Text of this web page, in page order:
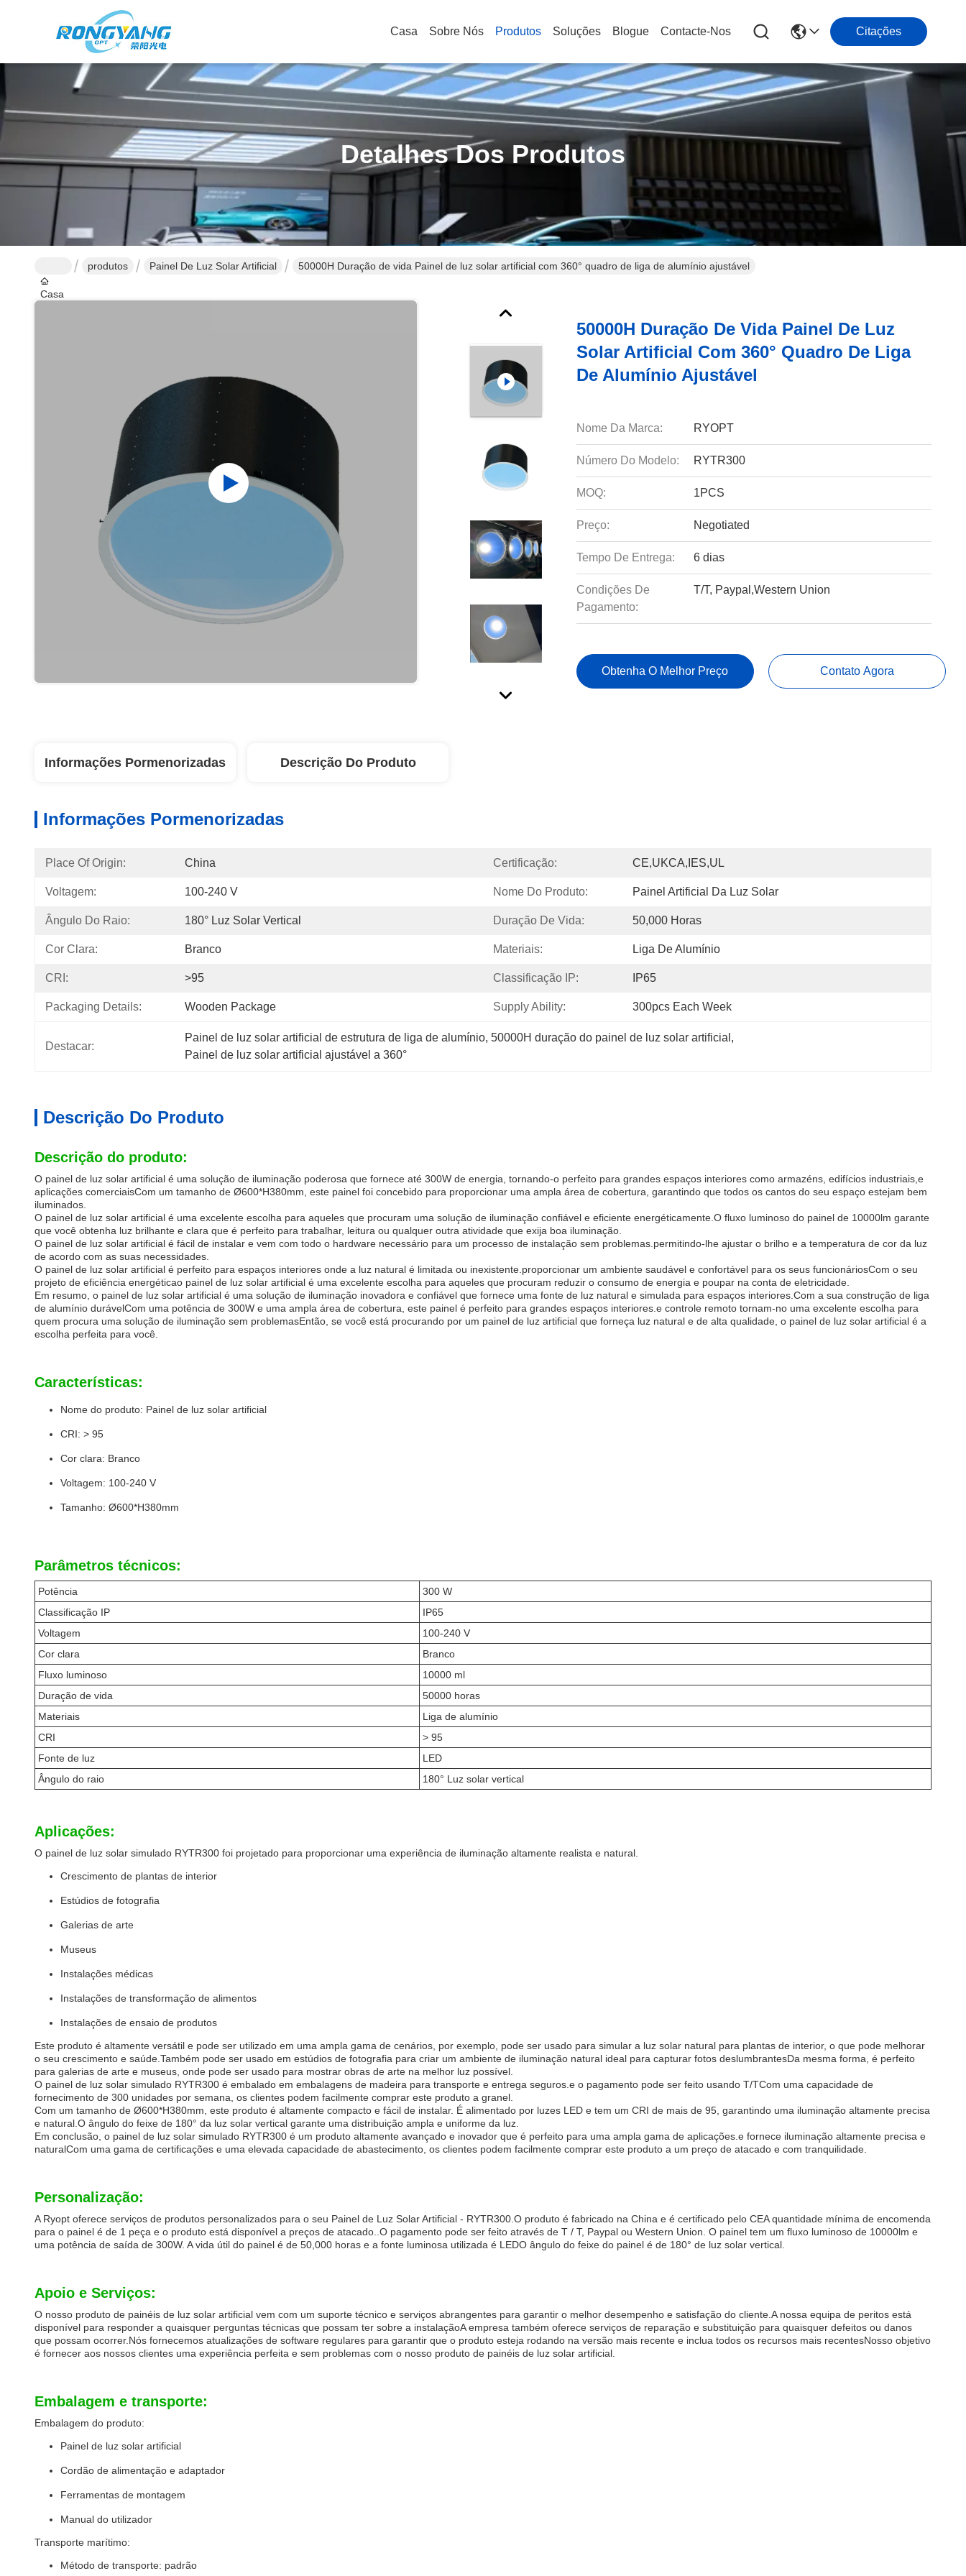
Casa Sobre Nós Produtos Soluções Blogue Contacte-Nos Citações
Detalhes Dos Produtos
Casa
produtos Painel De Luz Solar Artificial 50000H Duração de vida Painel de luz solar artificial com 360° quadro de liga de alumínio ajustável
50000H Duração De Vida Painel De Luz
Solar Artificial Com 360° Quadro De Liga
De Alumínio Ajustável
Nome Da Marca: RYOPT
Número Do Modelo: RYTR300
MOQ: 1PCS
Preço: Negotiated
Tempo De Entrega: 6 dias
Condições De
Pagamento:
T/T, Paypal,Western Union
Obtenha O Melhor Preço Contato Agora
Informações Pormenorizadas Descrição Do Produto
Informações Pormenorizadas
Place Of Origin: China Certificação: CE,UKCA,IES,UL
Voltagem: 100-240 V Nome Do Produto: Painel Artificial Da Luz Solar
Ângulo Do Raio: 180° Luz Solar Vertical Duração De Vida: 50,000 Horas
Cor Clara: Branco Materiais: Liga De Alumínio
CRI: >95 Classificação IP: IP65
Packaging Details: Wooden Package Supply Ability: 300pcs Each Week
Destacar:
Painel de luz solar artificial de estrutura de liga de alumínio, 50000H duração do painel de luz solar artificial ,
Painel de luz solar artificial ajustável a 360°
Descrição Do Produto
Descrição do produto:
O painel de luz solar artificial é uma solução de iluminação poderosa que fornece até 300W de energia, tornando-o perfeito para grandes espaços interiores como armazéns, edifícios industriais,e
aplicações comerciaisCom um tamanho de Ø600*H380mm, este painel foi concebido para proporcionar uma ampla área de cobertura, garantindo que todos os cantos do seu espaço estejam bem
iluminados.
O painel de luz solar artificial é uma excelente escolha para aqueles que procuram uma solução de iluminação confiável e eficiente energéticamente.O fluxo luminoso do painel de 10000lm garante
que você obtenha luz brilhante e clara que é perfeito para trabalhar, leitura ou qualquer outra atividade que exija boa iluminação.
O painel de luz solar artificial é fácil de instalar e vem com todo o hardware necessário para um processo de instalação sem problemas.permitindo-lhe ajustar o brilho e a temperatura de cor da luz
de acordo com as suas necessidades.
O painel de luz solar artificial é perfeito para espaços interiores onde a luz natural é limitada ou inexistente.proporcionar um ambiente saudável e confortável para os seus funcionáriosCom o seu
projeto de eficiência energéticao painel de luz solar artificial é uma excelente escolha para aqueles que procuram reduzir o consumo de energia e poupar na conta de eletricidade.
Em resumo, o painel de luz solar artificial é uma solução de iluminação inovadora e confiável que fornece uma fonte de luz natural e simulada para espaços interiores.Com a sua construção de liga
de alumínio durávelCom uma potência de 300W e uma ampla área de cobertura, este painel é perfeito para grandes espaços interiores.e controle remoto tornam-no uma excelente escolha para
quem procura uma solução de iluminação sem problemasEntão, se você está procurando por um painel de luz artificial que forneça luz natural e de alta qualidade, o painel de luz solar artificial é a
escolha perfeita para você.
Características:
Nome do produto: Painel de luz solar artificial
CRI: > 95
Cor clara: Branco
Voltagem: 100-240 V
Tamanho: Ø600*H380mm
Parâmetros técnicos:
Potência
300 W
Classificação IP
IP65
Voltagem
100-240 V
Cor clara
Branco
Fluxo luminoso
10000 ml
Duração de vida
50000 horas
Materiais
Liga de alumínio
CRI
> 95
Fonte de luz
LED
Ângulo do raio
180° Luz solar vertical
Aplicações:
O painel de luz solar simulado RYTR300 foi projetado para proporcionar uma experiência de iluminação altamente realista e natural.
Crescimento de plantas de interior
Estúdios de fotografia
Galerias de arte
Museus
Instalações médicas
Instalações de transformação de alimentos
Instalações de ensaio de produtos
Este produto é altamente versátil e pode ser utilizado em uma ampla gama de cenários, por exemplo, pode ser usado para simular a luz solar natural para plantas de interior, o que pode melhorar
o seu crescimento e saúde.Também pode ser usado em estúdios de fotografia para criar um ambiente de iluminação natural ideal para capturar fotos deslumbrantesDa mesma forma, é perfeito
para galerias de arte e museus, onde pode ser usado para mostrar obras de arte na melhor luz possível.
O painel de luz solar simulado RYTR300 é embalado em embalagens de madeira para transporte e entrega seguros.e o pagamento pode ser feito usando T/TCom uma capacidade de
fornecimento de 300 unidades por semana, os clientes podem facilmente comprar este produto a granel.
Com um tamanho de Ø600*H380mm, este produto é altamente compacto e fácil de instalar. É alimentado por luzes LED e tem um CRI de mais de 95, garantindo uma iluminação altamente precisa
e natural.O ângulo do feixe de 180° da luz solar vertical garante uma distribuição ampla e uniforme da luz.
Em conclusão, o painel de luz solar simulado RYTR300 é um produto altamente avançado e inovador que é perfeito para uma ampla gama de aplicações.e fornece iluminação altamente precisa e
naturalCom uma gama de certificações e uma elevada capacidade de abastecimento, os clientes podem facilmente comprar este produto a um preço de atacado e com tranquilidade.
Personalização:
A Ryopt oferece serviços de produtos personalizados para o seu Painel de Luz Solar Artificial - RYTR300.O produto é fabricado na China e é certificado pelo CEA quantidade mínima de encomenda
para o painel é de 1 peça e o produto está disponível a preços de atacado..O pagamento pode ser feito através de T / T, Paypal ou Western Union. O painel tem um fluxo luminoso de 10000lm e
uma potência de saída de 300W. A vida útil do painel é de 50,000 horas e a fonte luminosa utilizada é LEDO ângulo do feixe do painel é de 180° de luz solar vertical.
Apoio e Serviços:
O nosso produto de painéis de luz solar artificial vem com um suporte técnico e serviços abrangentes para garantir o melhor desempenho e satisfação do cliente.A nossa equipa de peritos está
disponível para responder a quaisquer perguntas técnicas que possam ter sobre a instalaçãoA empresa também oferece serviços de reparação e substituição para quaisquer defeitos ou danos
que possam ocorrer.Nós fornecemos atualizações de software regulares para garantir que o produto esteja rodando na versão mais recente e inclua todos os recursos mais recentesNosso objetivo
é fornecer aos nossos clientes uma experiência perfeita e sem problemas com o nosso produto de painéis de luz solar artificial.
Embalagem e transporte:
Embalagem do produto:
Painel de luz solar artificial
Cordão de alimentação e adaptador
Ferramentas de montagem
Manual do utilizador
Transporte marítimo:
Método de transporte: padrão